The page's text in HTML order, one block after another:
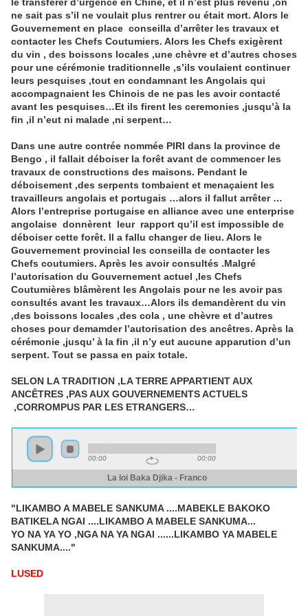
ne sait pas s’il ne voulait plus rentrer ou était mort. Alors le
Gouvernement en place conseilla d’arrêter les travaux et
contacter les Chefs Coutumiers. Alors les Chefs exigèrent
du vin , des boissons locales ,une chèvre et d’autres choses
pour une cérémonie traditionnelle ,s’ils voulaient continuer
leurs pesquises ,tout en condamnant les Angolais qui
accompagnaient les Chinois de ne pas les avoir contacté
avant les pesquises…Et ils firent les ceremonies ,jusqu’à la
fin ,il n’eut ni malade ,ni serpent…
Dans une autre contrée nommée PIRI dans la province de
Bengo , il fallait déboiser la forêt avant de commencer les
travaux de constructions des maisons. Pendant le
déboisement ,des serpents tombaient et menaçaient les
travailleurs angolais et portugais …alors il fallut arrêter …
Alors l’entreprise portugaise en alliance avec une enterprise
angolaise donnèrent leur rapport qu’il est impossible de
déboiser cette forêt. Il a fallu changer de lieu. Alors le
Gouvernement provincial les conseilla de contacter les
Chefs coutumiers. Après les avoir consultés .Malgré
l’autorisation du Gouvernement actuel ,les Chefs
Coutumières blâmèrent les Angolais pour ne les avoir pas
consultés avant les travaux…Alors ils demandèrent du vin
,des boissons locales ,des cola , une chèvre et d’autres
choses pour demamder l’autorisation des ancêtres. Après la
cérémonie ,jusqu’ à la fin ,il n’y eut aucune apparution d’un
serpent. Tout se passa en paix totale.
SELON LA TRADITION ,LA TERRE APPARTIENT AUX
ANCÊTRES ,PAS AUX GOUVERNEMENTS ACTUELS
,CORROMPUS PAR LES ETRANGERS…
"LIKAMBO A MABELE SANKUMA ....MABEKLE BAKOKO
BATIKELA NGAI ....LIKAMBO A MABELE SANKUMA...
YO NA YA YO ,NGA NA YA NGAI ......LIKAMBO YA MABELE
SANKUMA...."
LUSED